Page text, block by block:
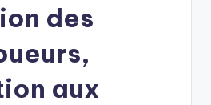
des
aux